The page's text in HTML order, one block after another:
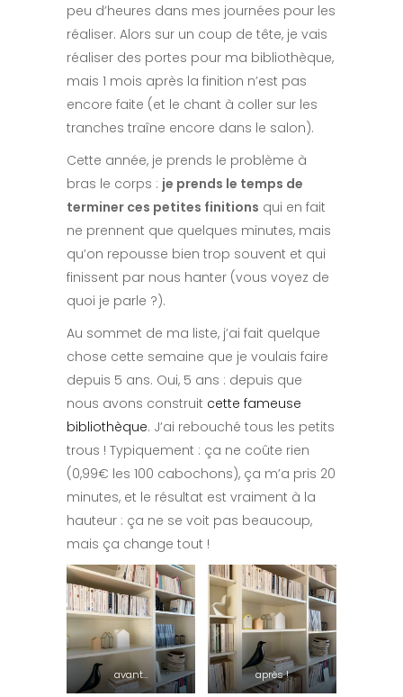
peu d’heures dans mes journées pour les
réaliser. Alors sur un coup de tête, je vais
réaliser des portes pour ma bibliothèque,
mais 1 mois après la finition n’est pas
encore faite (et le chant à coller sur les
tranches traîne encore dans le salon).
Cette année, je prends le problème à
bras le corps : je prends le temps de
terminer ces petites finitions qui en fait
ne prennent que quelques minutes, mais
qu’on repousse bien trop souvent et qui
finissent par nous hanter (vous voyez de
quoi je parle ?).
Au sommet de ma liste, j’ai fait quelque
chose cette semaine que je voulais faire
depuis 5 ans. Oui, 5 ans : depuis que
nous avons construit cette fameuse
bibliothèque. J’ai rebouché tous les petits
trous ! Typiquement : ça ne coûte rien
(0,99€ les 100 cabochons), ça m’a pris 20
minutes, et le résultat est vraiment à la
hauteur : ça ne se voit pas beaucoup,
mais ça change tout !
avant… après !